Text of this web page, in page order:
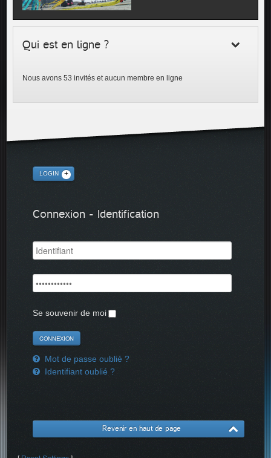
Qui est en ligne ?
Nous avons 53 invités et aucun membre en ligne
LOGIN
Connexion - Identification
Se souvenir de moi
Mot de passe oublié ?
Identifiant oublié ?
Revenir en haut de page